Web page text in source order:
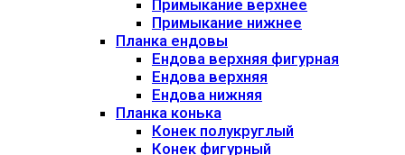
Примыкание верхнее
Примыкание нижнее
Планка ендовы
Ендова верхняя фигурная
Ендова верхняя
Ендова нижняя
Планка конька
Конек полукруглый
Конек фигурный